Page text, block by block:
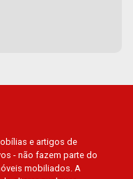
e artigos de
- não fazem parte do
mobiliados. A